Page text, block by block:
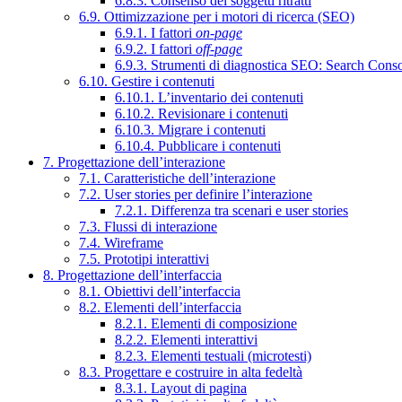
6.9. Ottimizzazione per i motori di ricerca (SEO)
6.9.1. I fattori on-page
6.9.2. I fattori off-page
6.9.3. Strumenti di diagnostica SEO: Search
6.10. Gestire i contenuti
6.10.1. L’inventario dei contenuti
6.10.2. Revisionare i contenuti
6.10.3. Migrare i contenuti
6.10.4. Pubblicare i contenuti
7. Progettazione dell’interazione
7.1. Caratteristiche dell’interazione
7.2. User stories per definire l’interazione
7.2.1. Differenza tra scenari e user stories
7.3. Flussi di interazione
7.4. Wireframe
7.5. Prototipi interattivi
8. Progettazione dell’interfaccia
8.1. Obiettivi dell’interfaccia
8.2. Elementi dell’interfaccia
8.2.1. Elementi di composizione
8.2.2. Elementi interattivi
8.2.3. Elementi testuali (microtesti)
8.3. Progettare e costruire in alta fedeltà
8.3.1. Layout di pagina